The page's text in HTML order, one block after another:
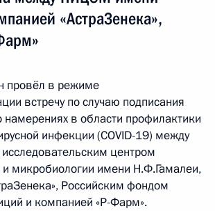
«АстраЗенека»,
провёл в режиме
встречу по случаю подписания
в области профилактики
инфекции (COVID-19) между
центром
микробиологии имени Н.Ф.Гамалеи,
Российским фондом
и компанией «Р-Фарм».